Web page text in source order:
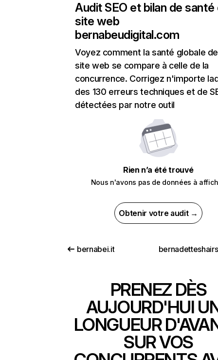
Audit SEO et bilan de santé
site web
bernabeudigital.com
Voyez comment la santé globale
site web se compare à celle de la
concurrence. Corrigez n'importe
des 130 erreurs techniques et de
détectées par notre outil
Rien n’a été trouvé
Nous n'avons pas de données à
Obtenir votre audit →
bernabei.it
PRENEZ DÈS
AUJOURD'HUI
LONGUEUR
SUR VOS